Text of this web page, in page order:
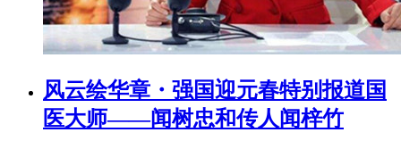
风云绘华章・强国迎元春特别报道国
医大师——闻树忠和传人闻梓竹